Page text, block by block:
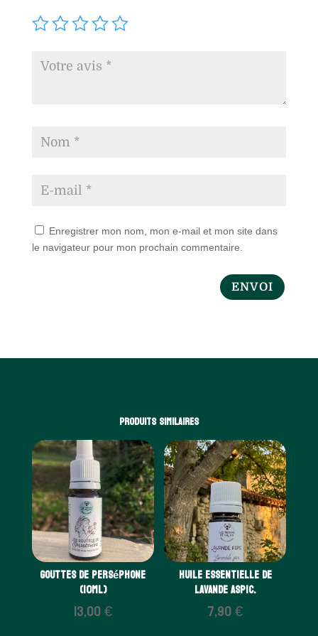
Enregistrer mon nom, mon e-mail et mon site dans
le navigateur pour mon prochain commentaire.
ENVOI
Produits similaires
Gouttes de Perséphone
(10ml)
13,00€
Huile essentielle de
Lavande aspic.
7,90€